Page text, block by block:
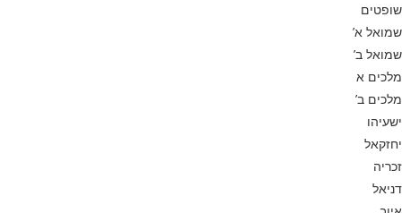
שופטים
שמואל א’
שמואל ב’
מלכים א
מלכים ב’
ישעיהו
יחזקאל
זכריה
דניאל